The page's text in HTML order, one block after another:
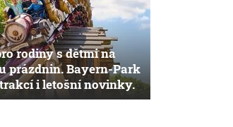
rodiny s dětmi na
prázdnin. Bayern-Park
i letošní novinky.